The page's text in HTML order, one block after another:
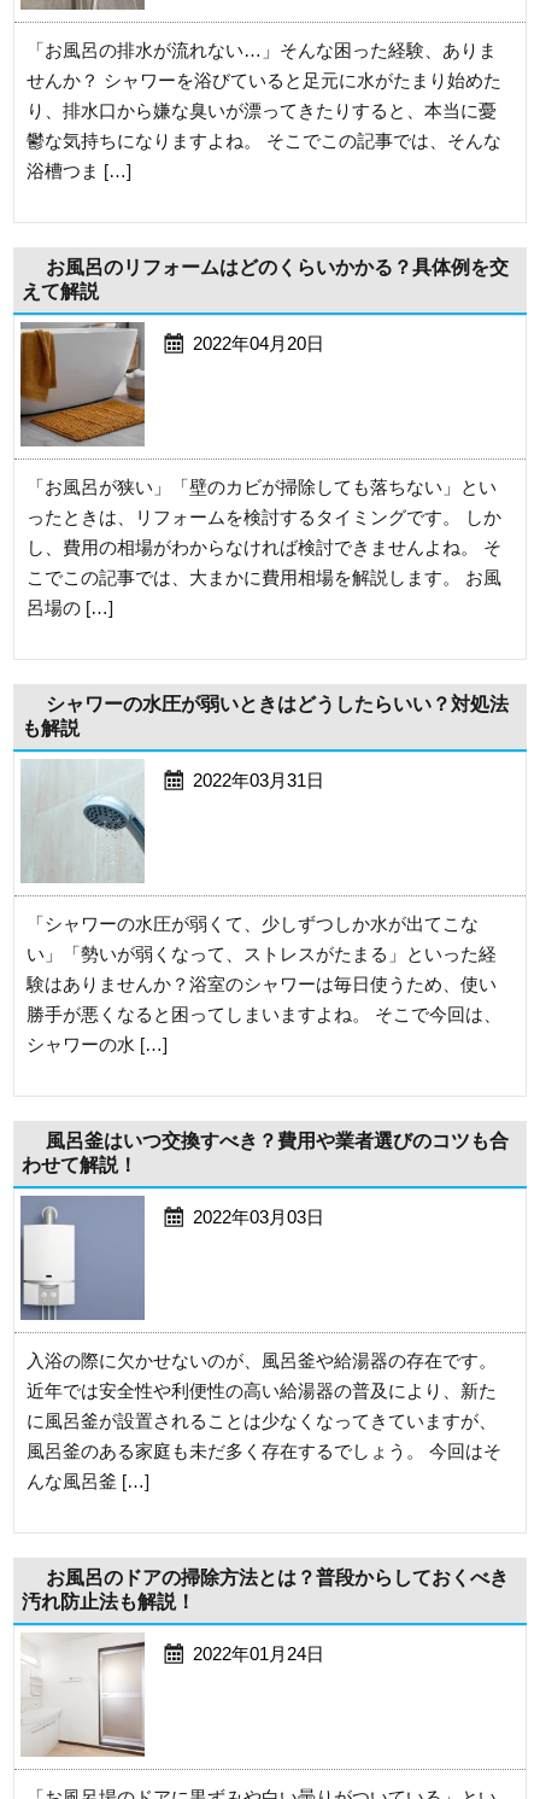
「お風呂の排水が流れない…」そんな困った経験、ありま
せんか？ シャワーを浴びていると足元に水がたまり始めた
り、排水口から嫌な臭いが漂ってきたりすると、本当に憂
鬱な気持ちになりますよね。 そこでこの記事では、そんな
浴槽つま […]
お風呂のリフォームはどのくらいかかる？具体例を交
えて解説
2022年04月20日
「お風呂が狭い」「壁のカビが掃除しても落ちない」とい
ったときは、リフォームを検討するタイミングです。 しか
し、費用の相場がわからなければ検討できませんよね。 そ
こでこの記事では、大まかに費用相場を解説します。 お風
呂場の […]
シャワーの水圧が弱いときはどうしたらいい？対処法
も解説
2022年03月31日
「シャワーの水圧が弱くて、少しずつしか水が出てこな
い」「勢いが弱くなって、ストレスがたまる」といった経
験はありませんか？浴室のシャワーは毎日使うため、使い
勝手が悪くなると困ってしまいますよね。 そこで今回は、
シャワーの水 […]
風呂釜はいつ交換すべき？費用や業者選びのコツも合
わせて解説！
2022年03月03日
入浴の際に欠かせないのが、風呂釜や給湯器の存在です。
近年では安全性や利便性の高い給湯器の普及により、新た
に風呂釜が設置されることは少なくなってきていますが、
風呂釜のある家庭も未だ多く存在するでしょう。 今回はそ
んな風呂釜 […]
お風呂のドアの掃除方法とは？普段からしておくべき
汚れ防止法も解説！
2022年01月24日